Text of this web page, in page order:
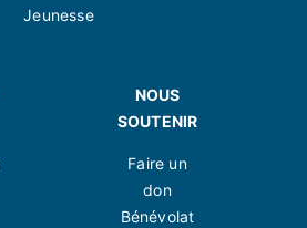
Jeunesse
NOUS
SOUTENIR
Faire un
don
Bénévolat